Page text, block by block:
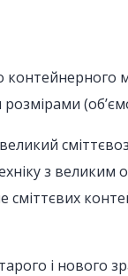
з великим
сміттєвих
і нового